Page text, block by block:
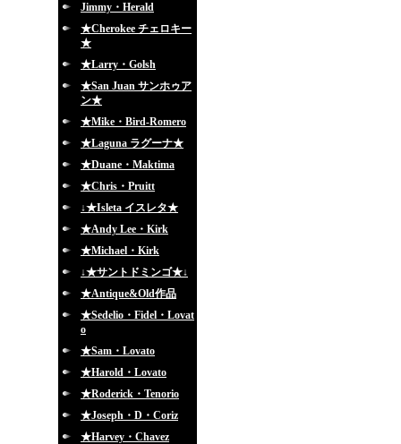
Jimmy・Herald
★Cherokee チェロキー
★
★Larry・Golsh
★San Juan サンホゥア
ン★
★Mike・Bird-Romero
★Laguna ラグーナ★
★Duane・Maktima
★Chris・Pruitt
↓★Isleta イスレタ★
★Andy Lee・Kirk
★Michael・Kirk
↓★サントドミンゴ★↓
★Antique&Old作品
★Sedelio・Fidel・Lovat
o
★Sam・Lovato
★Harold・Lovato
★Roderick・Tenorio
★Joseph・D・Coriz
★Harvey・Chavez